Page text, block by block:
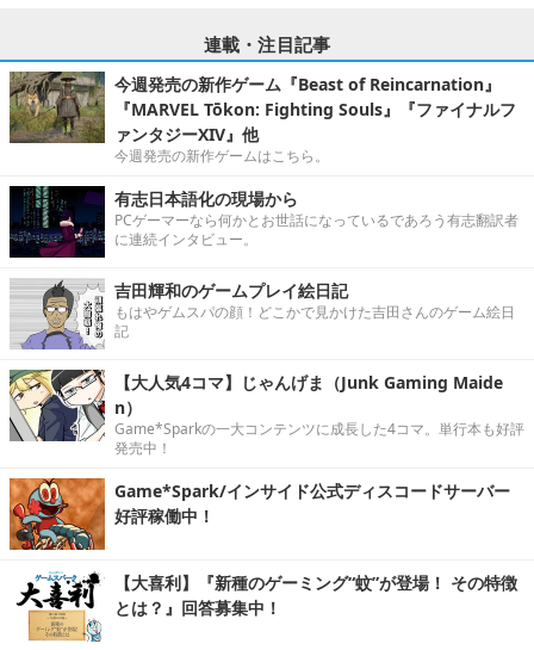
連載・注目記事
今週発売の新作ゲーム『Beast of Reincarnation』
『MARVEL Tōkon: Fighting Souls』『ファイナルフ
ァンタジーXIV』他
今週発売の新作ゲームはこちら。
有志日本語化の現場から
PCゲーマーなら何かとお世話になっているであろう有志翻訳者
に連続インタビュー。
吉田輝和のゲームプレイ絵日記
もはやゲムスパの顔！どこかで見かけた吉田さんのゲーム絵日
記
【大人気4コマ】じゃんげま（Junk Gaming Maide
n）
Game*Sparkの一大コンテンツに成長した4コマ。単行本も好評
発売中！
Game*Spark/インサイド公式ディスコードサーバー
好評稼働中！
【大喜利】『新種のゲーミング“蚊”が登場！ その特徴
とは？』回答募集中！